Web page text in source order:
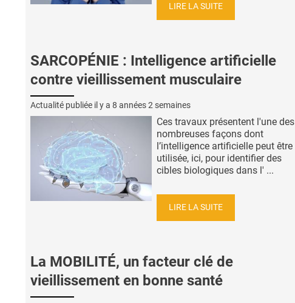
LIRE LA SUITE
SARCOPÉNIE : Intelligence artificielle
contre vieillissement musculaire
Actualité publiée il y a 8 années 2 semaines
Ces travaux présentent l'une des
nombreuses façons dont
l’intelligence artificielle peut être
utilisée, ici, pour identifier des
cibles biologiques dans l' ...
LIRE LA SUITE
La MOBILITÉ, un facteur clé de
vieillissement en bonne santé